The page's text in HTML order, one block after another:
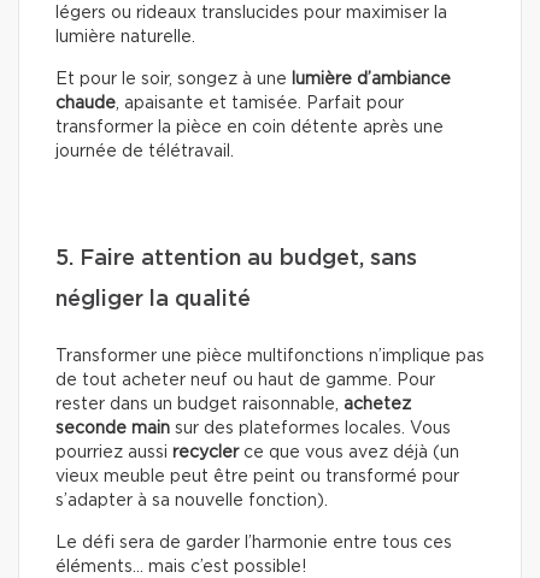
légers ou rideaux translucides pour maximiser la
lumière naturelle.
Et pour le soir, songez à une lumière d’ambiance
chaude, apaisante et tamisée. Parfait pour
transformer la pièce en coin détente après une
journée de télétravail.
5. Faire attention au budget, sans
négliger la qualité
Transformer une pièce multifonctions n’implique pas
de tout acheter neuf ou haut de gamme. Pour
rester dans un budget raisonnable, achetez
seconde main sur des plateformes locales. Vous
pourriez aussi recyclerce que vous avez déjà (un
vieux meuble peut être peint ou transformé pour
s’adapter à sa nouvelle fonction).
Le défi sera de garder l’harmonie entre tous ces
éléments… mais c’est possible!